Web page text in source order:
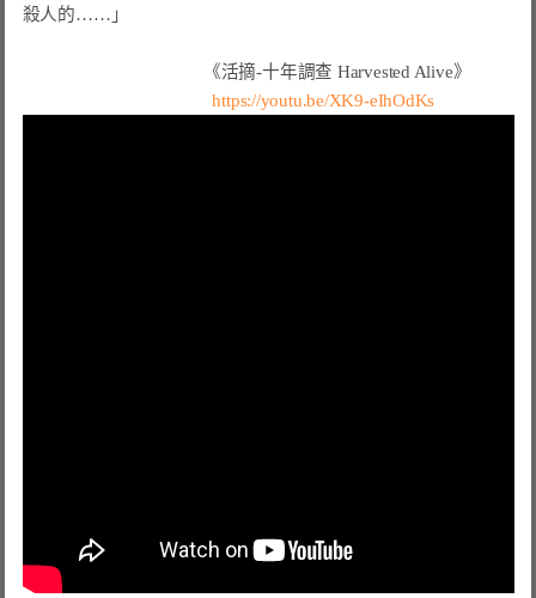
殺人的……」
                                        《活摘-十年調查 Harvested Alive》
https://youtu.be/XK9-eIhOdKs